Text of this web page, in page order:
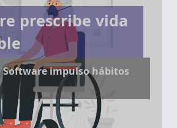
prescribe vida
Software impulso hábitos